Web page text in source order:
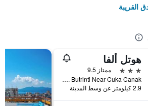
القريبة
هوتل ألفا
3 نجوم
ممتاز 9.5
Rruga. Butrinti Near Cuka Canak, ساراند, ألبانيا
2.9 كيلومتر عن وسط المدينة